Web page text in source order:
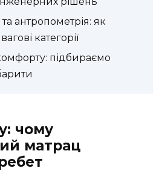
антропометрія: як
категорії
підбираємо
чому
матрац